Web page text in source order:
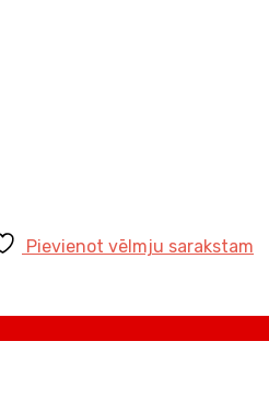
Pievienot vēlmju sarakstam